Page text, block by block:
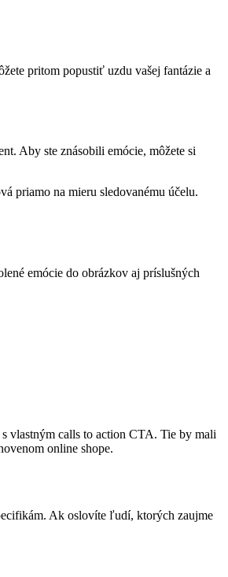
pritom popustiť uzdu vašej fantázie a
Aby ste znásobili emócie, môžete si
priamo na mieru sledovanému účelu.
emócie do obrázkov aj príslušných
vlastným calls to action CTA. Tie by mali
online shope.
Ak oslovíte ľudí, ktorých zaujme